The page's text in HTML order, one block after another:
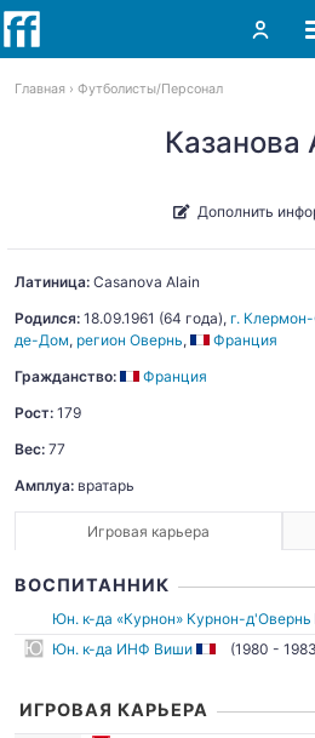
Главная Футболисты Персонал
Казанова
Дополнить
Латиница: Casanova Alain
Родился: 18.09.1961 (64 года), г.
де-Дом, регион Овернь,
Франция
Гражданство:
Франция
Рост: 179
Вес: 77
Амплуа: вратарь
Игровая карьера
ВОСПИТАННИК
Юн. к-да «Курнон» Курнон-д'Овернь
Юн. к-да ИНФ Виши
(1980 -
ИГРОВАЯ КАРЬЕРА